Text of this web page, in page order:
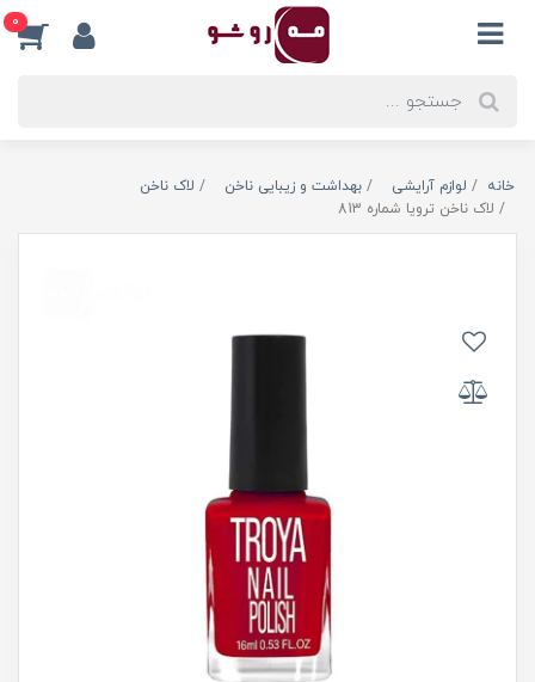
0
خانه لوازم آرایشی بهداشت و زیبایی ناخن
لاک ناخن
لاک ناخن ترویا شماره 813